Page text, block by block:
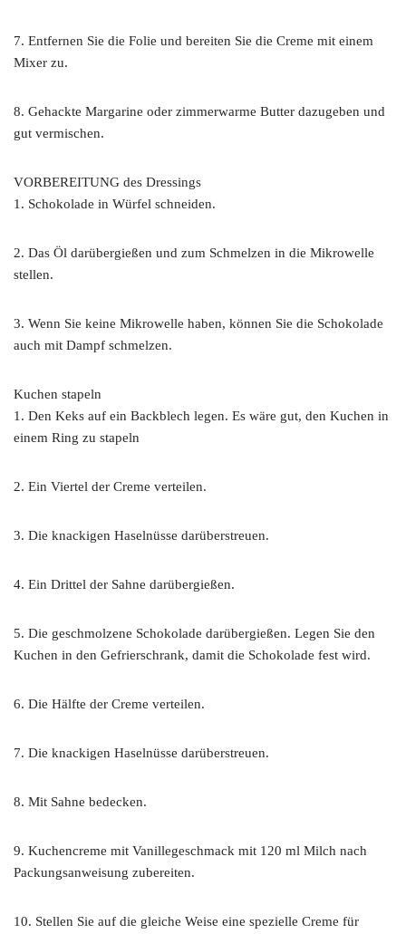
7. Entfernen Sie die Folie und bereiten Sie die Creme mit einem
Mixer zu.
8. Gehackte Margarine oder zimmerwarme Butter dazugeben und
gut vermischen.
VORBEREITUNG des Dressings
1. Schokolade in Würfel schneiden.
2. Das Öl darübergießen und zum Schmelzen in die Mikrowelle
stellen.
3. Wenn Sie keine Mikrowelle haben, können Sie die Schokolade
auch mit Dampf schmelzen.
Kuchen stapeln
1. Den Keks auf ein Backblech legen. Es wäre gut, den Kuchen in
einem Ring zu stapeln
2. Ein Viertel der Creme verteilen.
3. Die knackigen Haselnüsse darüberstreuen.
4. Ein Drittel der Sahne darübergießen.
5. Die geschmolzene Schokolade darübergießen. Legen Sie den
Kuchen in den Gefrierschrank, damit die Schokolade fest wird.
6. Die Hälfte der Creme verteilen.
7. Die knackigen Haselnüsse darüberstreuen.
8. Mit Sahne bedecken.
9. Kuchencreme mit Vanillegeschmack mit 120 ml Milch nach
Packungsanweisung zubereiten.
10. Stellen Sie auf die gleiche Weise eine spezielle Creme für